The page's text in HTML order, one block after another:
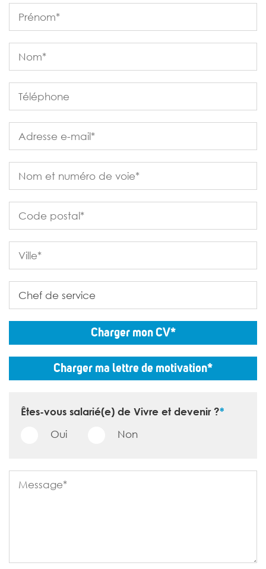
Charger mon CV*
Charger ma lettre de motivation*
Êtes-vous salarié(e) de Vivre et devenir ?*
Oui Non